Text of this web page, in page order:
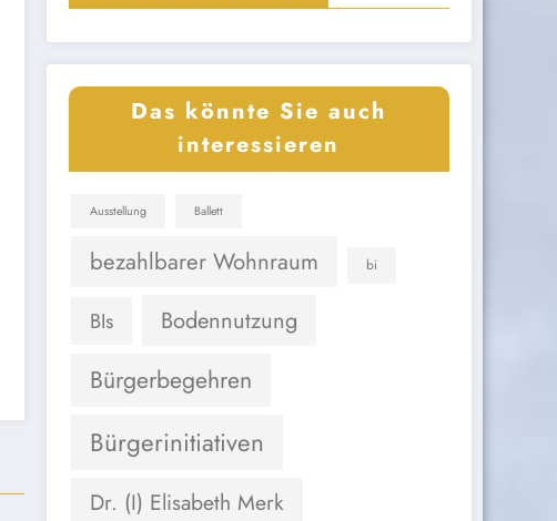
Das könnte Sie auch
interessieren
Ausstellung Ballett
bezahlbarer Wohnraum bi
BIs Bodennutzung
Bürgerbegehren
Bürgerinitiativen
Dr. (I) Elisabeth Merk